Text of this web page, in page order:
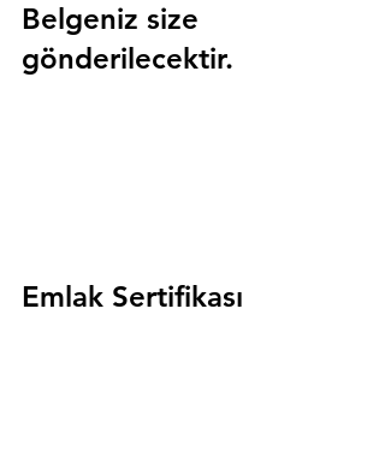
Belgeniz size
gönderilecektir.
Emlak Sertifikası